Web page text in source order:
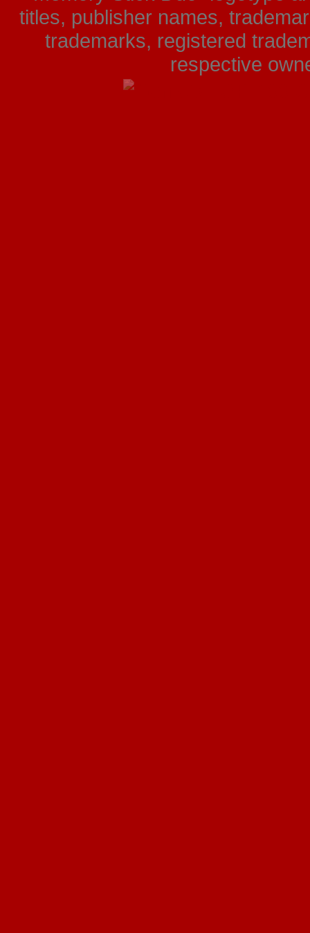
titles, publisher names,
trademarks, registered
respective